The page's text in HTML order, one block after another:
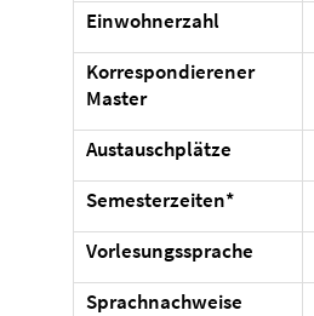
Einwohnerzahl
Korrespondierener
Master
Austauschplätze
Semesterzeiten*
Vorlesungssprache
Sprachnachweise